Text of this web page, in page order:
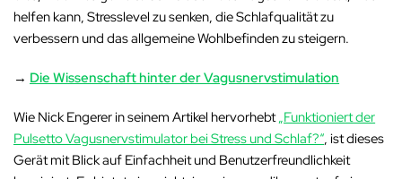
helfen kann, Stresslevel zu senken, die Schlafqualität zu
verbessern und das allgemeine Wohlbefinden zu steigern.
→ Die Wissenschaft hinter der Vagusnervstimulation
Wie Nick Engerer in seinem Artikel hervorhebt„Funktioniert der
Pulsetto Vagusnervstimulator bei Stress und Schlaf?“, ist dieses
Gerät mit Blick auf Einfachheit und Benutzerfreundlichkeit